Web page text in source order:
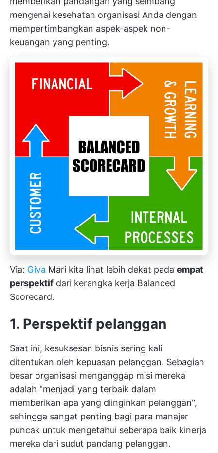
mengenai kesehatan organisasi Anda dengan
mempertimbangkan aspek-aspek non-
keuangan yang penting.
Via: Giva Mari kita lihat lebih dekat pada empat
perspektif dari kerangka kerja Balanced
Scorecard.
1. Perspektif pelanggan
Saat ini, kesuksesan bisnis sering kali
ditentukan oleh kepuasan pelanggan. Sebagian
besar organisasi menganggap misi mereka
adalah "menjadi yang terbaik dalam
memberikan apa yang diinginkan pelanggan",
sehingga sangat penting bagi para manajer
puncak untuk mengetahui seberapa baik kinerja
mereka dari sudut pandang pelanggan.